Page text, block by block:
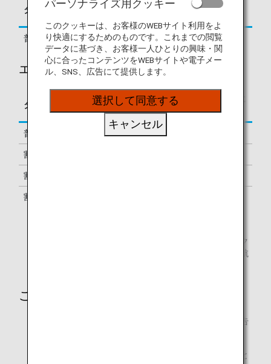
タイプ 予約クラス
区間基本マイレージに
普通運賃 J, D 125%
エコノミークラス
タイプ 予約クラス
区間基本マイレージに
対する積算率
普通運賃 100%
割引運賃
割引運賃
割引運賃
予約クラスとは、航空券上に記載されている予約上のク
ラスになります。対象の予約クラス以外で予約された航
ご注意
提携航空会社によって、積算率・積算対象クラスが予告
積算率・積算対象クラスは、搭乗日時点のものが適用と
パーソナライズ用クッキー
このクッキーは、お客様のWEBサイト利用をよ
り快適にするためのものです。これまでの閲覧
データに基づき、お客様一人ひとりの興味・関
心に合ったコンテンツをWEBサイトや電子メー
ル、SNS、広告にて提供します。
選択して同意する
キャンセル